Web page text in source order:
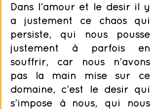
Dans l’amour et le désir il y
a justement ce chaos qui
persiste, qui nous pousse
justement à parfois en
souffrir, car nous n’avons
pas la main mise sur ce
domaine, c’est le désir qui
s’impose à nous, qui nous